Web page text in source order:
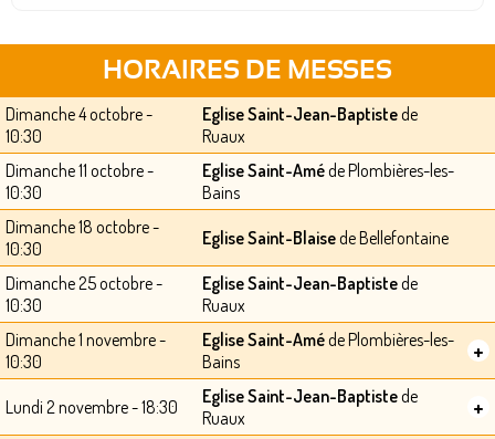
HORAIRES DE MESSES
Dimanche 4 octobre -
10:30
Eglise Saint-Jean-Baptistede
Ruaux
Dimanche 11 octobre -
10:30
Eglise Saint-Améde Plombières-les-
Bains
Dimanche 18 octobre -
10:30
Eglise Saint-Blaisede Bellefontaine
Dimanche 25 octobre -
10:30
Eglise Saint-Jean-Baptistede
Ruaux
Dimanche 1 novembre -
10:30
Eglise Saint-Améde Plombières-les-
Bains
+
Lundi 2 novembre - 18:30 Eglise Saint-Jean-Baptistede
Ruaux
+